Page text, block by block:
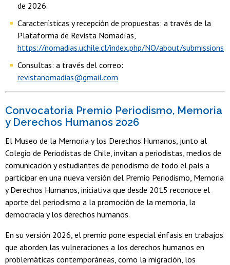
de 2026.
Características y recepción de propuestas: a través de la
Plataforma de Revista Nomadías,
https://nomadias.uchile.cl/index.php/NO/about/submissions
Consultas: a través del correo:
revistanomadias@gmail.com
Convocatoria Premio Periodismo, Memoria
y Derechos Humanos 2026
El Museo de la Memoria y los Derechos Humanos, junto al
Colegio de Periodistas de Chile, invitan a periodistas, medios de
comunicación y estudiantes de periodismo de todo el país a
participar en una nueva versión del Premio Periodismo, Memoria
y Derechos Humanos, iniciativa que desde 2015 reconoce el
aporte del periodismo a la promoción de la memoria, la
democracia y los derechos humanos.
En su versión 2026, el premio pone especial énfasis en trabajos
que aborden las vulneraciones a los derechos humanos en
problemáticas contemporáneas, como la migración, los